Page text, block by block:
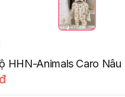
HHN-Animals Caro Nâu